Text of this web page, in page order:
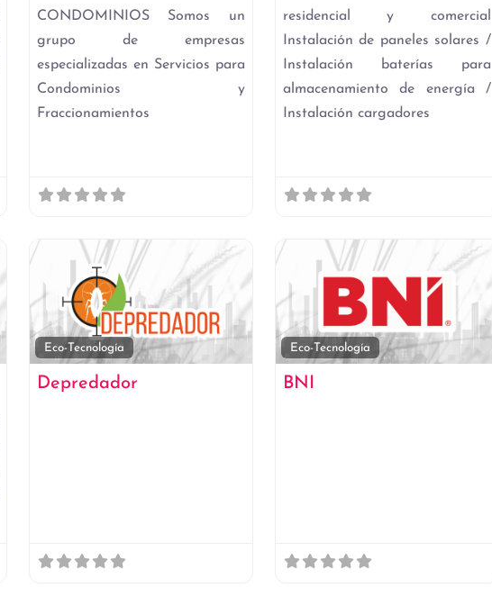
CONDOMINIOS Somos un
grupo de empresas
especializadas en Servicios para
Condominios y
Fraccionamientos
residencial y comercial
Instalación de paneles solares /
Instalación baterías para
almacenamiento de energía /
Instalación cargadores
FavoritoEco-Tecnología
Favorito
Depredador
Eco-Tecnología
BNI